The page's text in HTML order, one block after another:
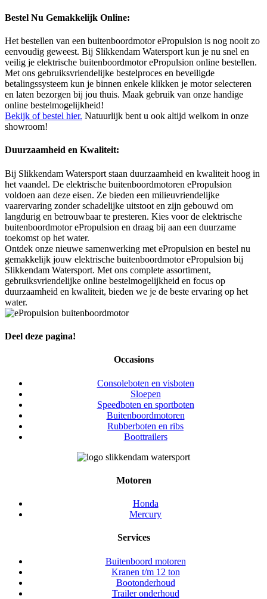
Bestel Nu Gemakkelijk Online:
Het bestellen van een buitenboordmotor ePropulsion is nog nooit zo
eenvoudig geweest. Bij Slikkendam Watersport kun je nu snel en
veilig je elektrische buitenboordmotor ePropulsion online bestellen.
Met ons gebruiksvriendelijke bestelproces en beveiligde
betalingssysteem kun je binnen enkele klikken je motor selecteren
en laten bezorgen bij jou thuis. Maak gebruik van onze handige
online bestelmogelijkheid!
Bekijk of bestel hier. Natuurlijk bent u ook altijd welkom in onze
showroom!
Duurzaamheid en Kwaliteit:
Bij Slikkendam Watersport staan duurzaamheid en kwaliteit hoog in
het vaandel. De elektrische buitenboordmotoren ePropulsion
voldoen aan deze eisen. Ze bieden een milieuvriendelijke
vaarervaring zonder schadelijke uitstoot en zijn gebouwd om
langdurig en betrouwbaar te presteren. Kies voor de elektrische
buitenboordmotor ePropulsion en draag bij aan een duurzame
toekomst op het water.
Ontdek onze nieuwe samenwerking met ePropulsion en bestel nu
gemakkelijk jouw elektrische buitenboordmotor ePropulsion bij
Slikkendam Watersport. Met ons complete assortiment,
gebruiksvriendelijke online bestelmogelijkheid en focus op
duurzaamheid en kwaliteit, bieden we je de beste ervaring op het
water.
Deel deze pagina!
Occasions
Consoleboten en visboten
Sloepen
Speedboten en sportboten
Buitenboordmotoren
Rubberboten en ribs
Boottrailers
Motoren
Honda
Mercury
Services
Buitenboord motoren
Kranen t/m 12 ton
Bootonderhoud
Trailer onderhoud